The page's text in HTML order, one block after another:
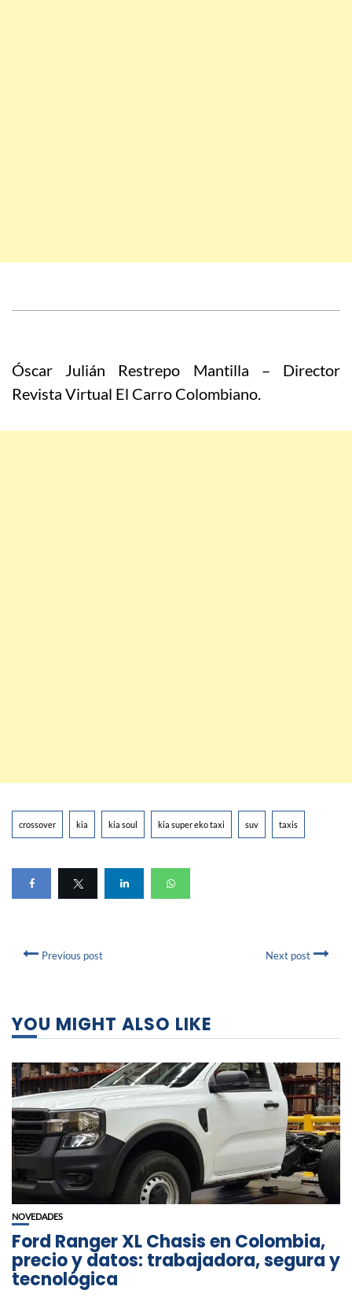
Óscar Julián Restrepo Mantilla – Director
Revista Virtual El Carro Colombiano.
crossover kia kia soul kia super eko taxi suv taxis
Previous post Next post
YOU MIGHT ALSO LIKE
NOVEDADES
Ford Ranger XL Chasis en Colombia,
precio y datos: trabajadora, segura y
tecnológica